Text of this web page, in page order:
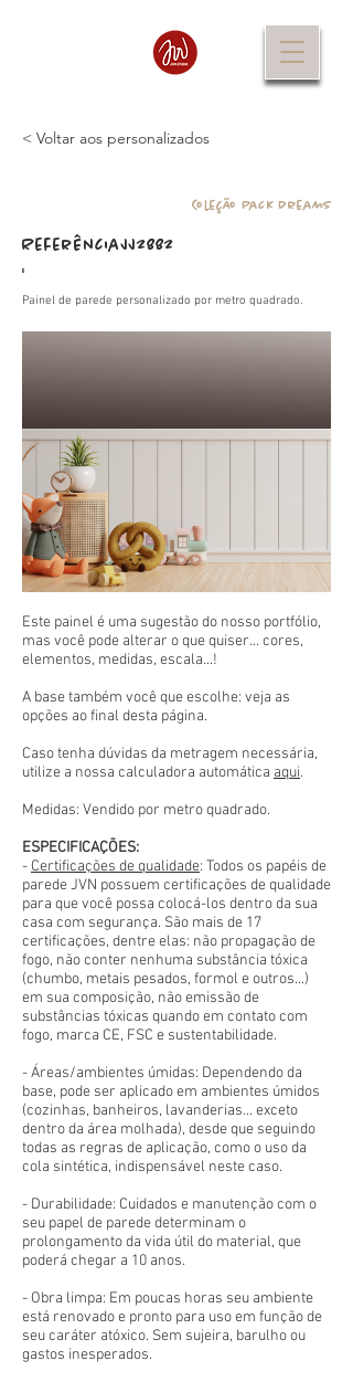
< Voltar aos personalizados
Coleção Pack Dreams
Referência
:
JJ2882
Painel de parede personalizado por metro quadrado.
Este painel é uma sugestão do nosso portfólio,
mas você pode alterar o que quiser... cores,
elementos, medidas, escala...!
A base também você que escolhe: veja as
opções ao final desta página.
Caso tenha dúvidas da metragem necessária,
utilize a nossa calculadora automática aqui.
Medidas: Vendido por metro quadrado.
ESPECIFICAÇÕES:
- Certificações de qualidade: Todos os papéis de
parede JVN possuem certificações de qualidade
para que você possa colocá-los dentro da sua
casa com segurança. São mais de 17
certificações, dentre elas: não propagação de
fogo, não conter nenhuma substância tóxica
(chumbo, metais pesados, formol e outros...)
em sua composição, não emissão de
substâncias tóxicas quando em contato com
fogo, marca CE, FSC e sustentabilidade.
- Áreas/ambientes úmidas: Dependendo da
base, pode ser aplicado em ambientes úmidos
(cozinhas, banheiros, lavanderias... exceto
dentro da área molhada), desde que seguindo
todas as regras de aplicação, como o uso da
cola sintética, indispensável neste caso.
- Durabilidade: Cuidados e manutenção com o
seu papel de parede determinam o
prolongamento da vida útil do material, que
poderá chegar a 10 anos.
- Obra limpa: Em poucas horas seu ambiente
está renovado e pronto para uso em função de
seu caráter atóxico. Sem sujeira, barulho ou
gastos inesperados.